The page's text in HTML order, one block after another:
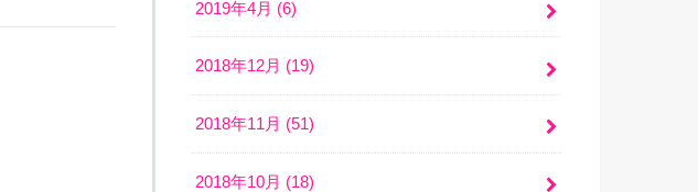
2019年4月 (6)
2018年12月 (19)
2018年11月 (51)
2018年10月 (18)